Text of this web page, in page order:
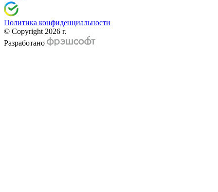
Политика конфиденциальности
© Copyright 2026 г.
Разработано